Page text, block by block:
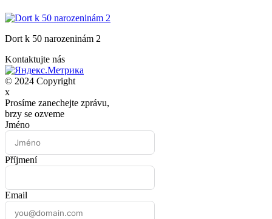
Dort k 50 narozeninám 2
Kontaktujte nás
© 2024 Copyright
x
Prosíme zanechejte zprávu,
brzy se ozveme
Jméno
Příjmení
Email